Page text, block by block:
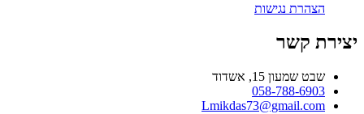
הצהרת נגישות
יצירת קשר
שבט שמעון 15, אשדוד
058-788-6903
Lmikdas73@gmail.com